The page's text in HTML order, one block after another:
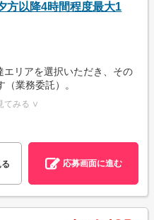
方以降4時間程度最大1
リアを選択いただき、その
業務委託）。
てみる ∨
応募画面に進む